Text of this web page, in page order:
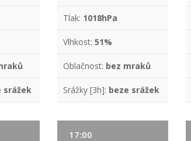
srážek
Tlak: 1018hPa
Vlhkost:51%
Oblačnost: bez mraků
Srážky [3h]: beze srážek
17:00